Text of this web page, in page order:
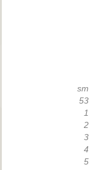
sm
53
1
2
3
4
5